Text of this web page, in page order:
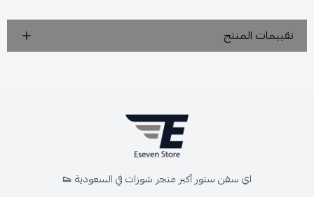
تقييمات المنتج
اي سفن ستور أكبر متجر شوزات في السعودية 👟